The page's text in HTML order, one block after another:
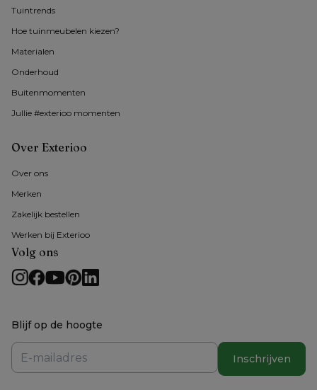
Tuintrends
Hoe tuinmeubelen kiezen?
Materialen
Onderhoud
Buitenmomenten
Jullie #exterioo momenten
Over Exterioo
Over ons
Merken
Zakelijk bestellen
Werken bij Exterioo
Volg ons
Blijf op de hoogte
Inschrijven